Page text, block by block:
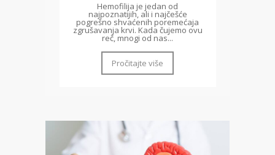
Hemofilija je jedan od
najpoznatijih, ali i najčešće
pogrešno shvaćenih poremećaja
zgrušavanja krvi. Kada čujemo ovu
reč, mnogi od nas...
Pročitajte više